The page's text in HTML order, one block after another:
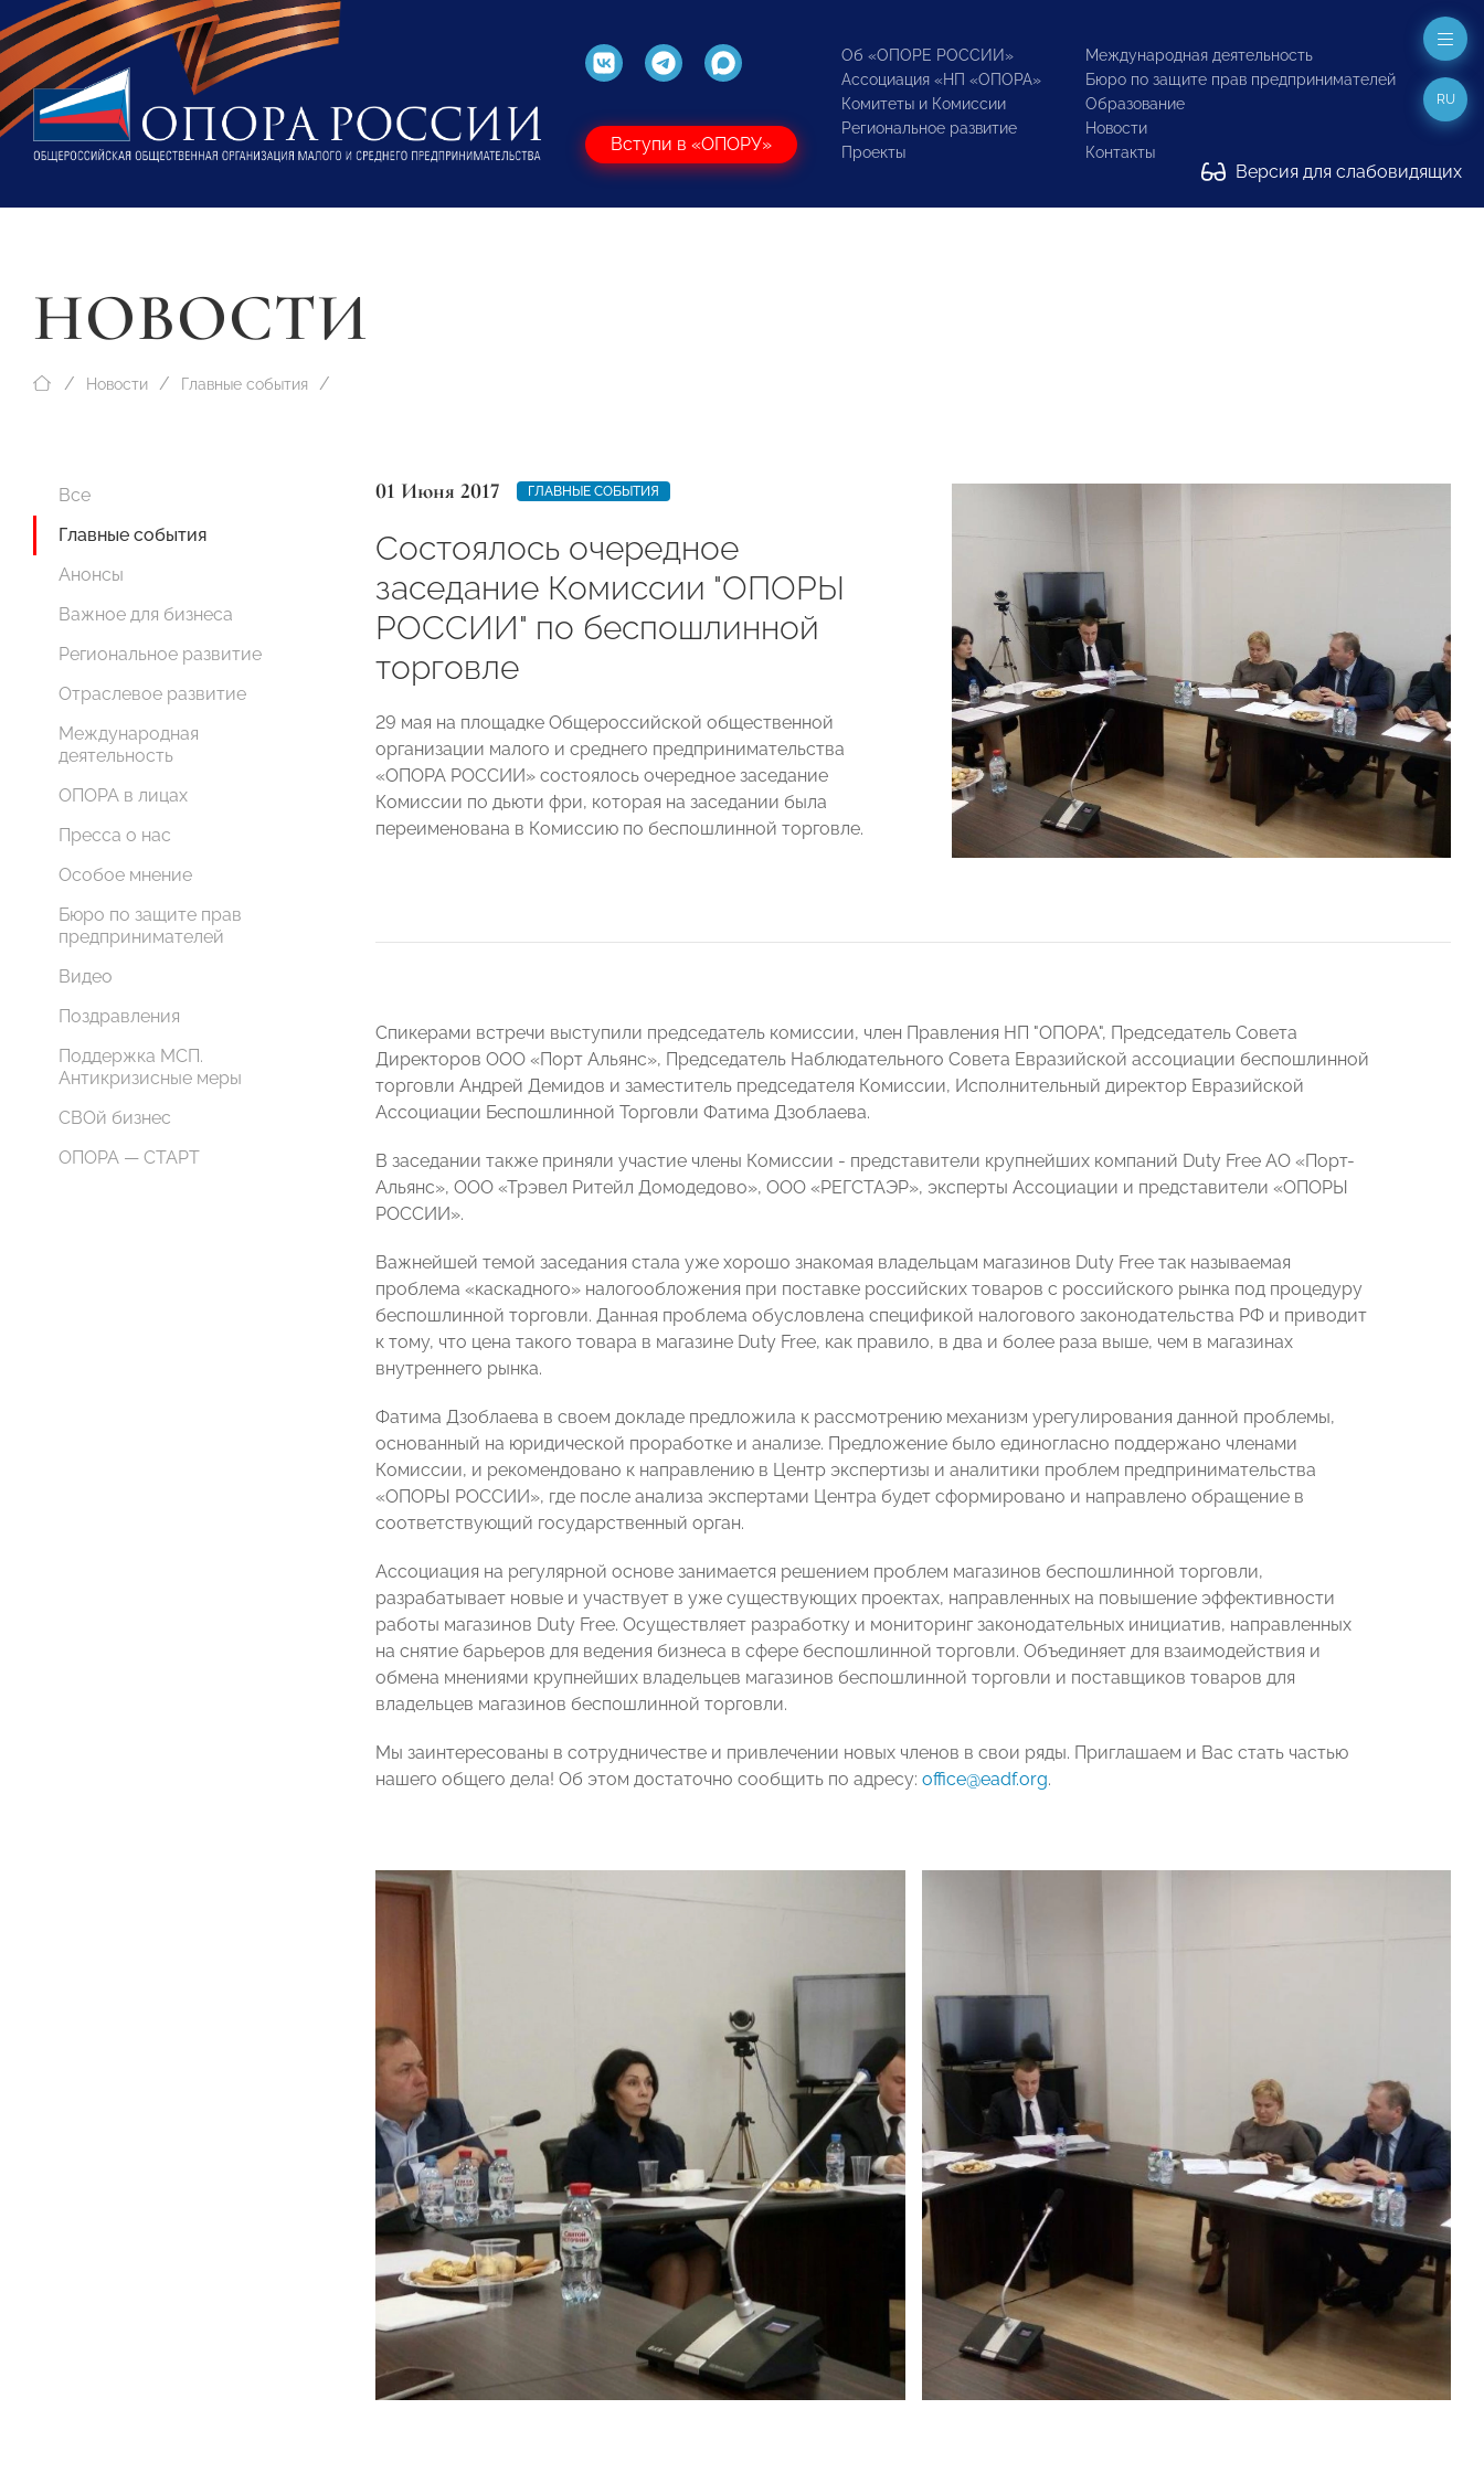
Вступи в «ОПОРУ»
Об «ОПОРЕ РОССИИ»
Ассоциация «НП «ОПОРА»
Комитеты и Комиссии
Региональное развитие
Проекты
Международная деятельность
Бюро по защите прав предпринимателей
Образование
Новости
Контакты
Версия для слабовидящих
RU
НОВОСТИ
Новости Главные события
Все
Главные события
Анонсы
Важное для бизнеса
Региональное развитие
Отраслевое развитие
Международная
деятельность
ОПОРА в лицах
Пресса о нас
Особое мнение
Бюро по защите прав
предпринимателей
Видео
Поздравления
Поддержка МСП.
Антикризисные меры
СВОй бизнес
ОПОРА — СТАРТ
01 Июня 2017 ГЛАВНЫЕ СОБЫТИЯ
Состоялось очередное
заседание Комиссии "ОПОРЫ
РОССИИ" по беспошлинной
торговле
29 мая на площадке Общероссийской общественной
организации малого и среднего предпринимательства
«ОПОРА РОССИИ» состоялось очередное заседание
Комиссии по дьюти фри, которая на заседании была
переименована в Комиссию по беспошлинной торговле.
Спикерами встречи выступили председатель комиссии, член Правления НП "ОПОРА", Председатель Совета
Директоров ООО «Порт Альянс», Председатель Наблюдательного Совета Евразийской ассоциации беспошлинной
торговли Андрей Демидов и заместитель председателя Комиссии, Исполнительный директор Евразийской
Ассоциации Беспошлинной Торговли Фатима Дзоблаева.
В заседании также приняли участие члены Комиссии - представители крупнейших компаний Duty Free АО «Порт-
Альянс», ООО «Трэвел Ритейл Домодедово», ООО «РЕГСТАЭР», эксперты Ассоциации и представители «ОПОРЫ
РОССИИ».
Важнейшей темой заседания стала уже хорошо знакомая владельцам магазинов Duty Free так называемая
проблема «каскадного» налогообложения при поставке российских товаров с российского рынка под процедуру
беспошлинной торговли. Данная проблема обусловлена спецификой налогового законодательства РФ и приводит
к тому, что цена такого товара в магазине Duty Free, как правило, в два и более раза выше, чем в магазинах
внутреннего рынка.
Фатима Дзоблаева в своем докладе предложила к рассмотрению механизм урегулирования данной проблемы,
основанный на юридической проработке и анализе. Предложение было единогласно поддержано членами
Комиссии, и рекомендовано к направлению в Центр экспертизы и аналитики проблем предпринимательства
«ОПОРЫ РОССИИ», где после анализа экспертами Центра будет сформировано и направлено обращение в
соответствующий государственный орган.
Ассоциация на регулярной основе занимается решением проблем магазинов беспошлинной торговли,
разрабатывает новые и участвует в уже существующих проектах, направленных на повышение эффективности
работы магазинов Duty Free. Осуществляет разработку и мониторинг законодательных инициатив, направленных
на снятие барьеров для ведения бизнеса в сфере беспошлинной торговли. Объединяет для взаимодействия и
обмена мнениями крупнейших владельцев магазинов беспошлинной торговли и поставщиков товаров для
владельцев магазинов беспошлинной торговли.
Мы заинтересованы в сотрудничестве и привлечении новых членов в свои ряды. Приглашаем и Вас стать частью
нашего общего дела! Об этом достаточно сообщить по адресу: office@eadf.org.